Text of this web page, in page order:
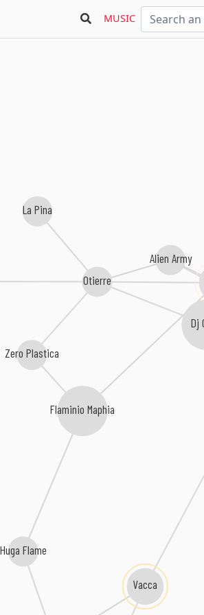
MUSIC
Dj
Otierre
Flaminio Maphia
La Pina
Huga Flame
Zero Plastica
Alien Army
Vacca